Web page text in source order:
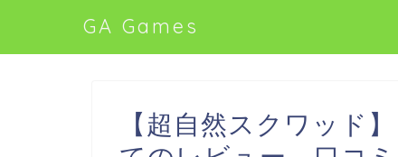
GA Games
【超自然スクワッド